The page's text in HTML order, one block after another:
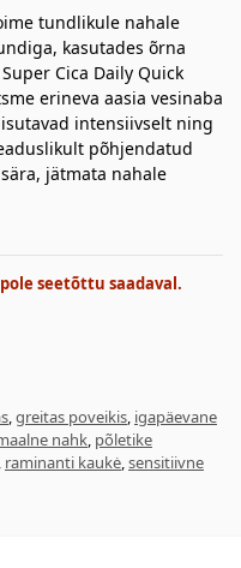
tundlikule nahale
kasutades õrna
Cica Daily Quick
erineva aasia vesinaba
intensiivselt ning
põhjendatud
jätmata nahale
seetõttu saadaval.
,greitas poveikis, igapäevane
nahk, põletike
, raminanti kaukė,sensitiivne